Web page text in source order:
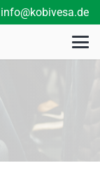
info@kobivesa.de